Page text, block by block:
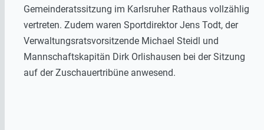
Gemeinderatssitzung im Karlsruher Rathaus vollzählig
vertreten. Zudem waren Sportdirektor Jens Todt, der
Verwaltungsratsvorsitzende Michael Steidl und
Mannschaftskapitän Dirk Orlishausen bei der Sitzung
auf der Zuschauertribüne anwesend.